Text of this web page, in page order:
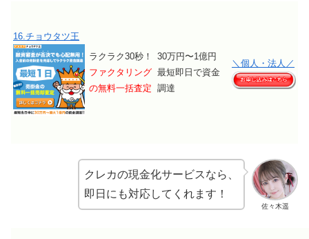
16.チョウタツ王
ラクラク30秒！
ファクタリング
の無料一括査定
30万円〜1億円
最短即日で資金
調達
＼個人・法人／
佐々木遥
クレカの現金化サービスなら、
即日にも対応してくれます！